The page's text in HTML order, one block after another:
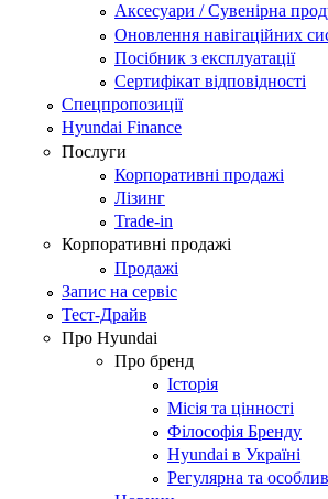
Аксесуари / Сувенірна
Оновлення навігаційних
Посібник з експлуатації
Сертифікат відповідності
Спецпропозиції
Hyundai Finance
Послуги
Корпоративні продажі
Лізинг
Trade-in
Корпоративні продажі
Продажі
Запис на сервіс
Тест-Драйв
Про Hyundai
Про бренд
Історія
Місія та цінності
Філософія Бренду
Hyundai в Україні
Регулярна та